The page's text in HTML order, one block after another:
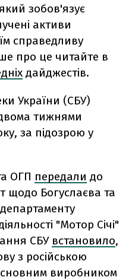
зобов'язує
активи
справедливу
про це читайте в
дайджестів.
України (СБУ)
тижнями
за підозрою у
ОГП передали до
щодо Богуслаєва та
"Мотор Січі"
СБУ встановило,
з російською
виробником